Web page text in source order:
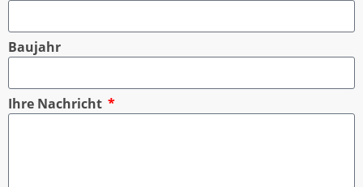
Baujahr
Ihre Nachricht